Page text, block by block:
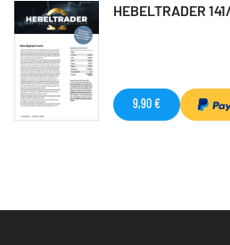
HEBELTRADER
9,90 €